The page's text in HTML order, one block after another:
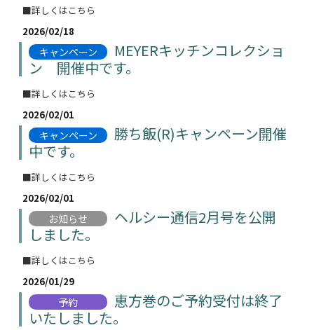
■詳しくはこちら
2026/02/18
キャンペーン
MEYERキッチンコレクショ
ン 開催中です。
■詳しくはこちら
2026/02/01
キャンペーン
勝ち飯(R)キャンペーン開催
中です。
■詳しくはこちら
2026/02/01
お知らせ
ヘルシー通信2月号を公開
しました。
■詳しくはこちら
2026/01/29
予約
恵方巻のご予約受付は終了
いたしました。